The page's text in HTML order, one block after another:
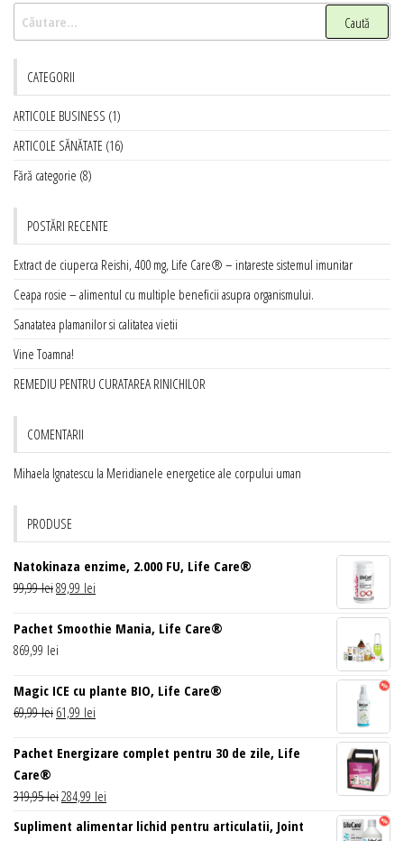
CATEGORII
ARTICOLE BUSINESS (1)
ARTICOLE SĂNĂTATE (16)
Fără categorie (8)
POSTĂRI RECENTE
Extract de ciuperca Reishi, 400 mg, Life Care® – intareste sistemul imunitar
Ceapa rosie – alimentul cu multiple beneficii asupra organismului.
Sanatatea plamanilor si calitatea vietii
Vine Toamna!
REMEDIU PENTRU CURATAREA RINICHILOR
COMENTARII
Mihaela Ignatescu la Meridianele energetice ale corpului uman
PRODUSE
Natokinaza enzime, 2.000 FU, Life Care®
99,99leiPrețul
a
fost:
89,99 lei
este:
Pachet Smoothie Mania, Life Care®
869,99 lei
Magic ICE cu plante BIO, Life Care®
69,99lei Prețul
a
69,99 lei.
61,99 lei
este:
Pachet Energizare complet pentru 30 de zile, Life
Care®
319,95leiPrețul
284,99 lei
Supliment alimentar lichid pentru articulatii, Joint